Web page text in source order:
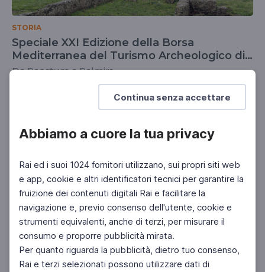
Continua senza accettare
Abbiamo a cuore la tua privacy
Rai ed i suoi 1024 fornitori utilizzano, sui propri siti web
e app, cookie e altri identificatori tecnici per garantire la
fruizione dei contenuti digitali Rai e facilitare la
navigazione e, previo consenso dell'utente, cookie e
strumenti equivalenti, anche di terzi, per misurare il
consumo e proporre pubblicità mirata.
Per quanto riguarda la pubblicità, dietro tuo consenso,
Rai e terzi selezionati possono utilizzare dati di
STORIA
Speciale XXI Edizione della Borsa
Mediterranea del Turismo Archeologico di
Paestum
Da Paestum a Palmira